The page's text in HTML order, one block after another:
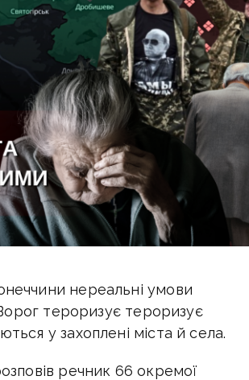
нереальні умови
тероризує тероризує
у захоплені міста й села.
речник 66 окремої